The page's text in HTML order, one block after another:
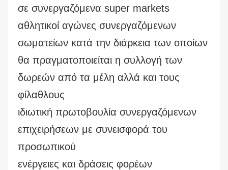
σε συνεργαζόμενα super markets
αθλητικοί αγώνες συνεργαζόμενων
σωματείων κατά την διάρκεια των οποίων
θα πραγματοποιείται η συλλογή των
δωρεών από τα μέλη αλλά και τους
φίλαθλους
ιδιωτική πρωτοβουλία συνεργαζόμενων
επιχειρήσεων με συνεισφορά του
προσωπικού
ενέργειες και δράσεις φορέων